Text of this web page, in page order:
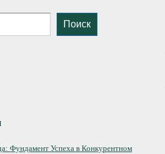
Поиск
Фундамент Успеха в Конкурентном